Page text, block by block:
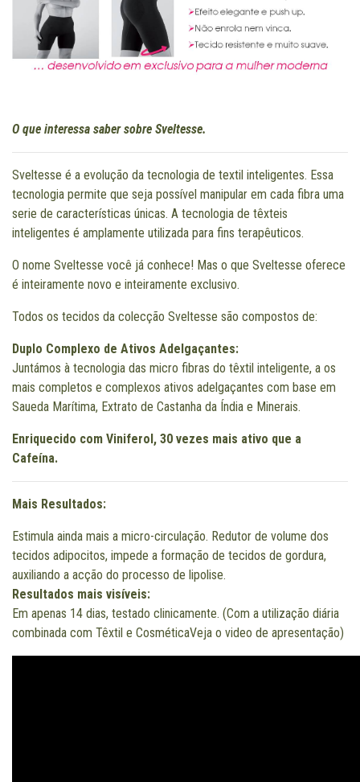
O que interessa saber sobre Sveltesse.
Sveltesse é a evolução da tecnologia de textil inteligentes. Essa
tecnologia permite que seja possível manipular em cada fibra uma
serie de características únicas. A tecnologia de têxteis
inteligentes é amplamente utilizada para fins terapêuticos.
O nome Sveltesse você já conhece! Mas o que Sveltesse oferece
é inteiramente novo e inteiramente exclusivo.
Todos os tecidos da colecção Sveltesse são compostos de:
Duplo Complexo de Ativos Adelgaçantes:
Juntámos à tecnologia das micro fibras do têxtil inteligente, a os
mais completos e complexos ativos adelgaçantes com base em
Saueda Marítima, Extrato de Castanha da Índia e Minerais.
Enriquecido com Viniferol, 30 vezes mais ativo que a
Cafeína.
Mais Resultados:
Estimula ainda mais a micro-circulação. Redutor de volume dos
tecidos adipocitos, impede a formação de tecidos de gordura,
auxiliando a acção do processo de lipolise.
Resultados mais visíveis:
Em apenas 14 dias, testado clinicamente. (Com a utilização diária
combinada com Têxtil e CosméticaVeja o video de apresentação)